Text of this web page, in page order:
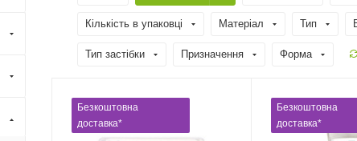
Кількість в упаковці Матеріал Тип
Тип застібки Призначення Форма
Безкоштовна
доставка*
Безкоштовна
доставка*